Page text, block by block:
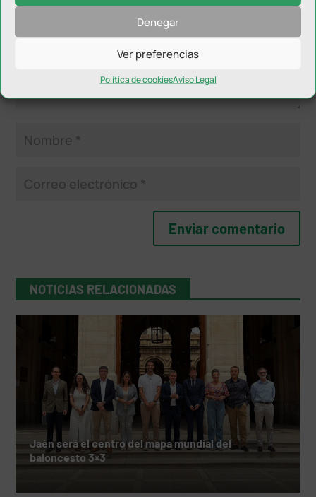
Denegar
Ver preferencias
Política de cookiesAviso Legal
NOTICIAS RELACIONADAS
Jaén será el centro del mapa mundial del
baloncesto 3×3